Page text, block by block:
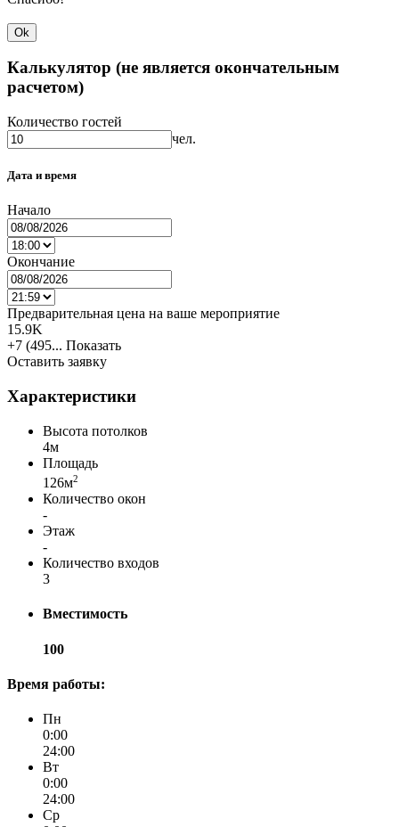
Ok
Калькулятор (не является окончательным
расчетом)
Количество гостей
чел.
Дата и время
Начало
Окончание
Предварительная цена на ваше мероприятие
15.9K
+7 (495... Показать
Оставить заявку
Характеристики
Высота потолков
4м
Площадь
126м2
Количество окон
-
Этаж
-
Количество входов
3
Вместимость
100
Время работы:
Пн
0:00
24:00
Вт
0:00
24:00
Ср